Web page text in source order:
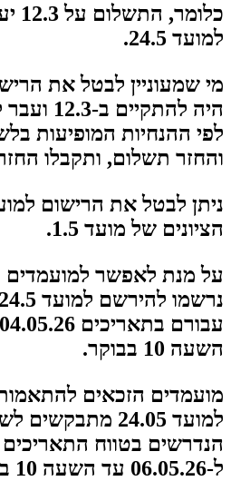
למועד 24.5.
מי שמעוניין לבטל את
לפי ההנחיות המופיעות
והחזר תשלום, ותקבלו
הציונים של מועד 1.5.
על מנת לאפשר למועמדים
עבורם בתאריכים
השעה 10 בבוקר.
מועמדים הזכאים
למועד 24.05
הנדרשים בטווח התאריכים
ל-06.05.26 עד השעה 10 בבוקר בלבד.